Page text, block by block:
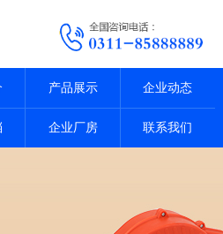
产品展示 企业动态
企业厂房 联系我们